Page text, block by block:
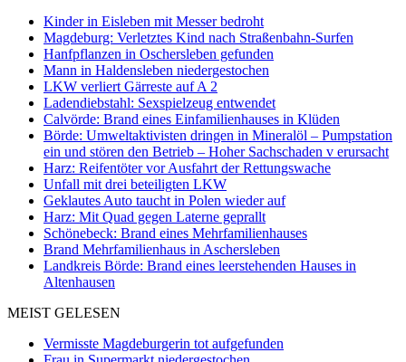
Kinder in Eisleben mit Messer bedroht
Magdeburg: Verletztes Kind nach Straßenbahn-Surfen
Hanfpflanzen in Oschersleben gefunden
Mann in Haldensleben niedergestochen
LKW verliert Gärreste auf A 2
Ladendiebstahl: Sexspielzeug entwendet
Calvörde: Brand eines Einfamilienhauses in Klüden
Börde: Umweltaktivisten dringen in Mineralöl – Pumpstation
ein und stören den Betrieb – Hoher Sachschaden v erursacht
Harz: Reifentöter vor Ausfahrt der Rettungswache
Unfall mit drei beteiligten LKW
Geklautes Auto taucht in Polen wieder auf
Harz: Mit Quad gegen Laterne geprallt
Schönebeck: Brand eines Mehrfamilienhauses
Brand Mehrfamilienhaus in Aschersleben
Landkreis Börde: Brand eines leerstehenden Hauses in
Altenhausen
MEIST GELESEN
Vermisste Magdeburgerin tot aufgefunden